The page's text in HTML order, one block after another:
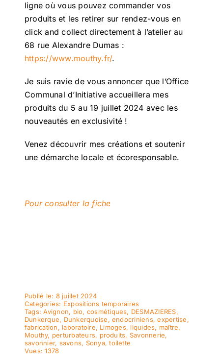
ligne où vous pouvez commander vos
produits et les retirer sur rendez-vous en
click and collect directement à l’atelier au
68 rue Alexandre Dumas :
https://www.mouthy.fr/.
Je suis ravie de vous annoncer que l’Office
Communal d’Initiative accueillera mes
produits du 5 au 19 juillet 2024 avec les
nouveautés en exclusivité !
Venez découvrir mes créations et soutenir
une démarche locale et écoresponsable.
Pour consulter la fiche
Publié le: 8 juillet 2024
Categories: Expositions temporaires
Tags:Avignon, bio, cosmétiques, DESMAZIERES,
Dunkerque, Dunkerquoise,endocriniens,expertise,
fabrication, laboratoire, Limoges, liquides, maître,
Mouthy, perturbateurs, produits, Savonnerie,
savonnier, savons, Sonya,toilette
Vues: 1378